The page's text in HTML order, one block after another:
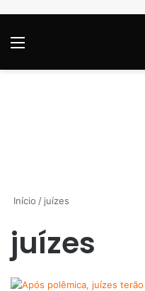
Início / juízes
juízes